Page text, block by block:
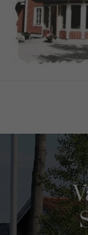
Om
Cafe